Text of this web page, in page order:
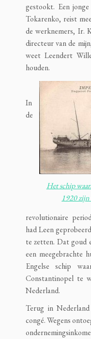
gestookt. Een
Tokarenko, reist
de werknemers, Ir.
directeur van de
weet Leendert
houden.
Het schip
1920 zijn
In
de
revolutionaire
had Leen
te zetten. Dat goud
een meegebrachte
Engelse schip
Constantinopel te
Nederland.
Terug in
congé. Wegens